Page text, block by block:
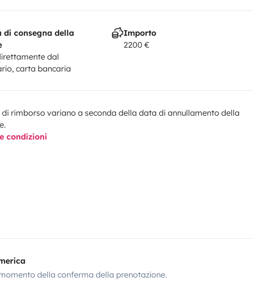
di consegna della
dal
carta bancaria
Importo
2200 €
rimborso variano a seconda della data di annullamento della
condizioni
della conferma della prenotazione.